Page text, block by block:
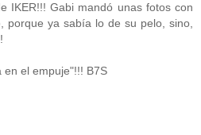
IKER!!! Gabi mandó unas fotos con
porque ya sabía lo de su pelo, sino,
el empuje"!!! B7S